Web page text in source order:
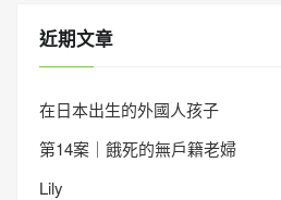
近期文章
在日本出生的外國人孩子
第14案｜餓死的無戶籍老婦
Lily